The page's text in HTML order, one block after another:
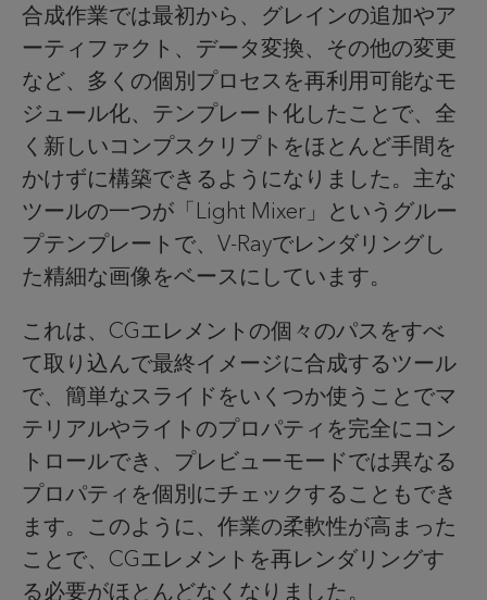
合成作業では最初から、グレインの追加やア
ーティファクト、データ変換、その他の変更
など、多くの個別プロセスを再利用可能なモ
ジュール化、テンプレート化したことで、全
く新しいコンプスクリプトをほとんど手間を
かけずに構築できるようになりました。主な
ツールの一つが「Light Mixer」というグルー
プテンプレートで、V-Rayでレンダリングし
た精細な画像をベースにしています。
これは、CGエレメントの個々のパスをすべ
て取り込んで最終イメージに合成するツール
で、簡単なスライドをいくつか使うことでマ
テリアルやライトのプロパティを完全にコン
トロールでき、プレビューモードでは異なる
プロパティを個別にチェックすることもでき
ます。このように、作業の柔軟性が高まった
ことで、CGエレメントを再レンダリングす
る必要がほとんどなくなりました。